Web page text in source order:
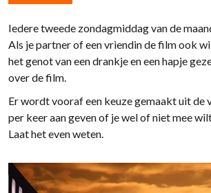
Iedere tweede zondagmiddag van de
Als je partner of een vriendin de film ook
het genot van een drankje en een hapje
over de film.
Er wordt vooraf een keuze gemaakt uit de
per keer aan geven of je wel of niet mee
Laat het even weten.